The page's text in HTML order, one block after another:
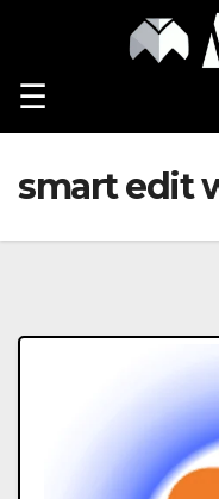
☰
smart edit